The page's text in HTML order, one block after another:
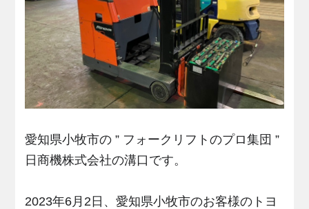
愛知県小牧市の ” フォークリフトのプロ集団 ”
日商機株式会社の溝口です。
2023年6月2日、愛知県小牧市のお客様のトヨ